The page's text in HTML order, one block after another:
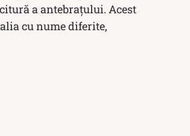
a antebrațului. Acest
cu nume diferite,